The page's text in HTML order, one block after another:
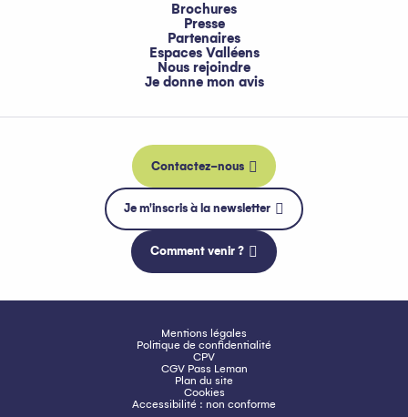
Brochures
Presse
Partenaires
Espaces Valléens
Nous rejoindre
Je donne mon avis
Contactez-nous
Je m'inscris à la newsletter
Comment venir ?
Mentions légales
Politique de confidentialité
CPV
CGV Pass Leman
Plan du site
Cookies
Accessibilité : non conforme